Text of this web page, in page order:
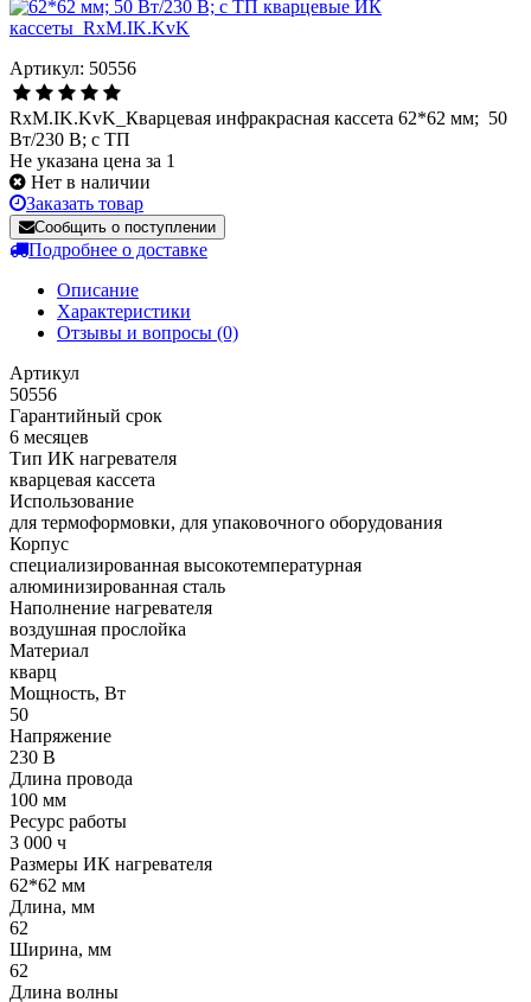
Артикул: 50556
RxM.IK.KvK_Кварцевая инфракрасная кассета 62*62 мм; 50
Вт/230 В; с ТП
Не указана цена за 1
Нет в наличии
Заказать товар
Сообщить о поступлении
Подробнее о доставке
Описание
Характеристики
Отзывы и вопросы (0)
Артикул
50556
Гарантийный срок
6 месяцев
Тип ИК нагревателя
кварцевая кассета
Использование
для термоформовки, для упаковочного оборудования
Корпус
cпециализированная высокотемпературная
алюминизированная сталь
Наполнение нагревателя
воздушная прослойка
Материал
кварц
Мощность, Вт
50
Напряжение
230 В
Длина провода
100 мм
Ресурс работы
3 000 ч
Размеры ИК нагревателя
62*62 мм
Длина, мм
62
Ширина, мм
62
Длина волны